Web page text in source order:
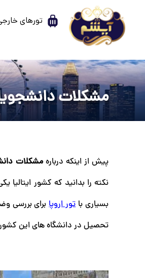
تورهای
مشکلات
پیش از اینکه دربارهمشکلات
نکته را بدانید که کشور
بسیاری باتور اروپابرای بررسی
تحصیل در دانشگاه های این